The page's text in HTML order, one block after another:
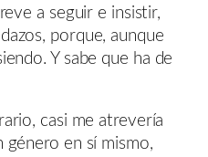
a seguir e insistir,
porque, aunque
Y sabe que ha de
casi me atrevería
género en sí mismo,